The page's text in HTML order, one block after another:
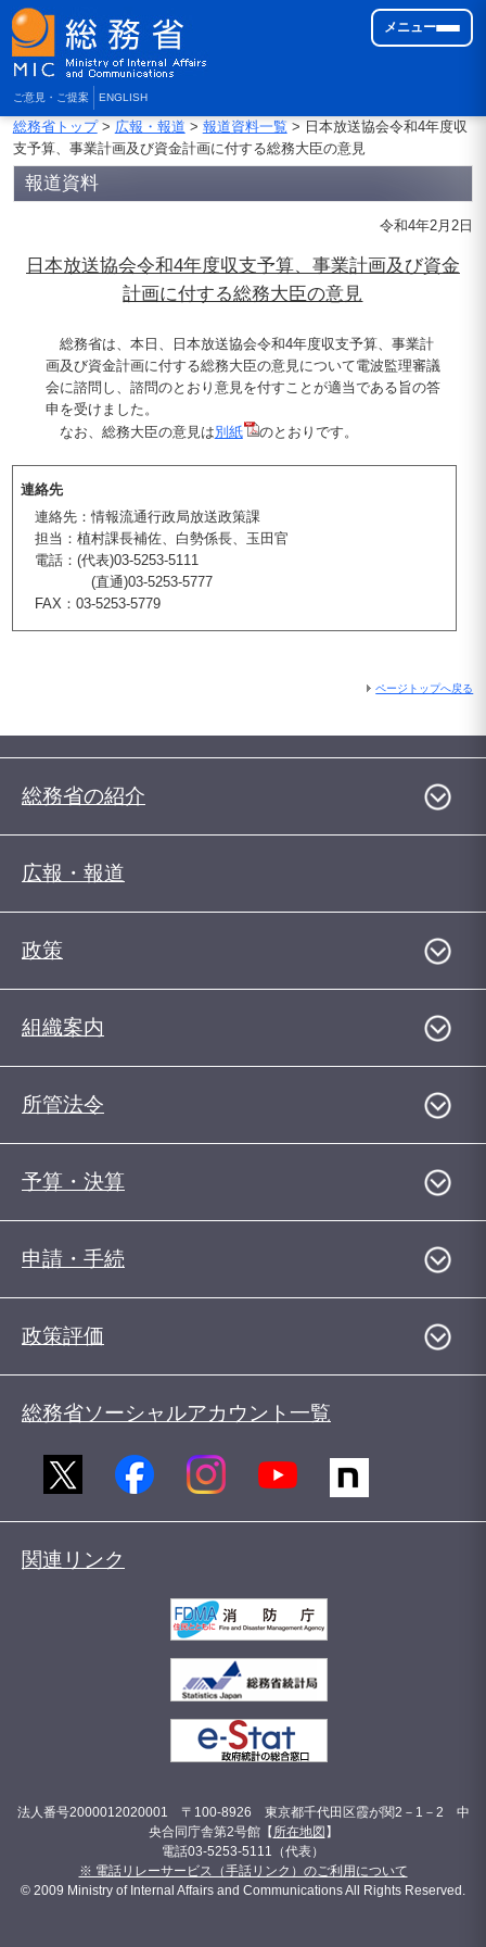
ご意見・ご提案 ENGLISH
メニュー
総務省トップ> 広報・報道 > 報道資料一覧> 日本放送協会令和4年度収
支予算、事業計画及び資金計画に付する総務大臣の意見
報道資料
令和4年2月2日
日本放送協会令和4年度収支予算、事業計画及び資金
計画に付する総務大臣の意見
総務省は、本日、日本放送協会令和4年度収支予算、事業計
画及び資金計画に付する総務大臣の意見について電波監理審議
会に諮問し、諮問のとおり意見を付すことが適当である旨の答
申を受けました。
なお、総務大臣の意見は別紙 のとおりです。
連絡先
連絡先：情報流通行政局放送政策課
担当：植村課長補佐、白勢係長、玉田官
電話：(代表)03-5253-5111
(直通)03-5253-5777
FAX：03-5253-5779
ページトップへ戻る
総務省の紹介
広報・報道
政策
組織案内
所管法令
予算・決算
申請・手続
政策評価
総務省ソーシャルアカウント一覧
関連リンク
法人番号2000012020001 〒100-8926 東京都千代田区霞が関2－1－2 中
央合同庁舎第2号館【 所在地図 】
電話03-5253-5111（代表）
※ 電話リレーサービス（手話リンク）のご利用について
© 2009 Ministry of Internal Affairs and Communications All Rights Reserved.